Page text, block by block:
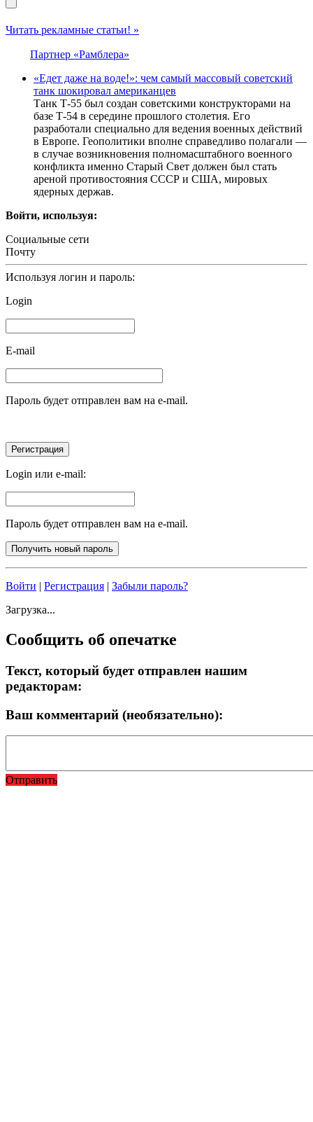
Читать рекламные статьи! »
Партнер «Рамблера»
«Едет даже на воде!»: чем самый массовый советский
танк шокировал американцев
Танк Т-55 был создан советскими конструкторами на
базе Т-54 в середине прошлого столетия. Его
разработали специально для ведения военных действий
в Европе. Геополитики вполне справедливо полагали —
в случае возникновения полномасштабного военного
конфликта именно Старый Свет должен был стать
ареной противостояния СССР и США, мировых
ядерных держав.
Войти, используя:
Социальные сети
Почту
Используя логин и пароль:
Login
E-mail
Пароль будет отправлен вам на e-mail.
Login или e-mail:
Пароль будет отправлен вам на e-mail.
Войти | Регистрация | Забыли пароль?
Загрузка...
Сообщить об опечатке
Текст, который будет отправлен нашим
редакторам:
Ваш комментарий (необязательно):
Отправить